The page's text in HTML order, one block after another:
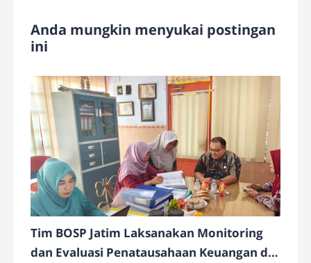
Anda mungkin menyukai postingan
ini
Tim BOSP Jatim Laksanakan Monitoring
dan Evaluasi Penatausahaan Keuangan di